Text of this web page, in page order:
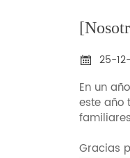
 25-
En un
este año
Gracias